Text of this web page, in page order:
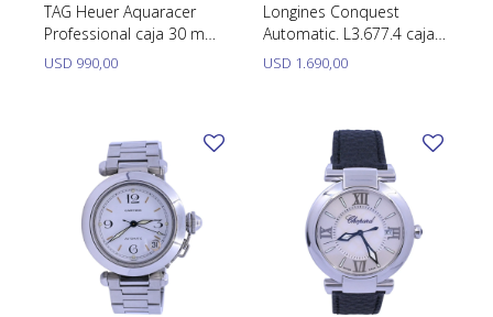
TAG Heuer Aquaracer
Professional caja 30 mm
acero inoxidable.
USD 990,00
Longines Conquest
Automatic. L3.677.4 caja
41 mm año 2020
aproximadamente.
USD 1.690,00
ROLEX
VACHERON & CONSTANTIN